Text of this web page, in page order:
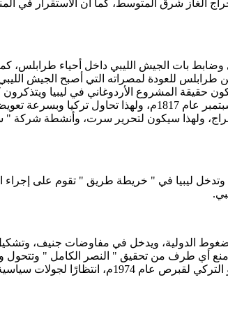
الغاز شرق المتوسط، كما أن الاستقرار في
الميداني يفرض نفسه على الساحة الليبية، فبعد 4 سنوات من إطلاق عملية الكرامة في طرابلس بـ150 جندي وضابط
للعودة لمصراته التي أصبح الجيش
عامًا، وقام الحاكم العثماني أحمد القرمنلي بقتل 10 آلاف صائم في نهار رمضان من قبيلة الجوازي في
التي تأسست منذ عام 2012م، أكثر من 3500 من المرتزقة لإنقاذ السراج، ولهذا
ليبيا في " خريطة طريق " تقوم على إجراء
الدولية، ويدخل في مفاوضات جنيف، وتشكيل
ومنع أي طرف من تحقيق " النصر الكامل "
إطلاق النار الحالية لـ " خط أزرق " يقسم العاصمة طرابلس وفق" السيناريو القبرصي"